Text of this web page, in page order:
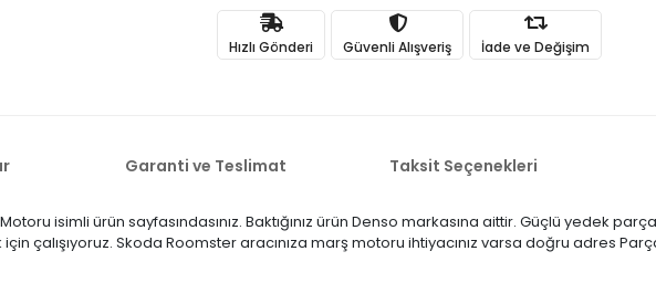
Hızlı Gönderi Güvenli Alışveriş İade ve Değişim
Garanti ve Teslimat Taksit Seçenekleri
isimli ürün sayfasındasınız. Baktığınız ürün Denso markasına aittir. Güçlü yedek
çalışıyoruz. Skoda Roomster aracınıza marş motoru ihtiyacınız varsa doğru adres